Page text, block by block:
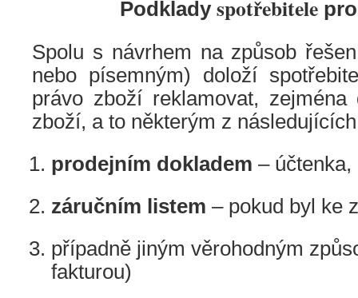
Podklady spotřebitelepro
Spolu s návrhem na způsob
nebo písemným) doloží
právo zboží reklamovat,
zboží, a to některým z
prodejním dokladem – účtenka,
záručním listem – pokud byl ke
případně jiným věrohodným
fakturou)